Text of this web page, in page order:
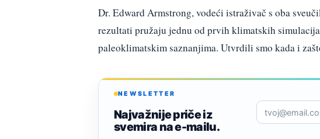
Dr. Edward Armstrong, vodeći istraživač s oba
rezultati pružaju jednu od prvih klimatskih
paleoklimatskim saznanjima. Utvrdili smo kada i
NEWSLETTER
Najvažnije priče iz
svemira na e-mailu.